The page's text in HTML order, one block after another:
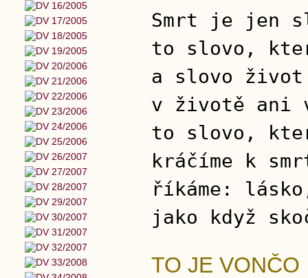
Smrt je jen
to slovo,
a slovo život
v životě ani
to slovo,
kráčíme k
říkáme:
jako když
TO JE VONČO